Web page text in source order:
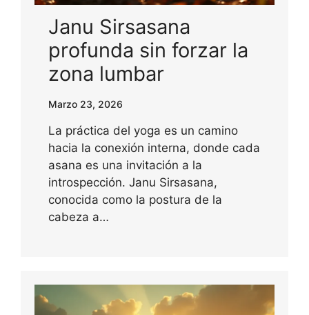
Janu Sirsasana
profunda sin forzar la
zona lumbar
Marzo 23, 2026
La práctica del yoga es un camino
hacia la conexión interna, donde cada
asana es una invitación a la
introspección. Janu Sirsasana,
conocida como la postura de la
cabeza a…